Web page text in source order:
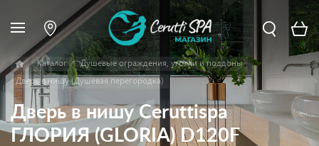
Каталог
Душевые ограждения, уголки и поддоны
Дверь в нишу (Душевая перегородка)
Дверь в нишу Ceruttispa
ГЛОРИЯ (GLORIA) D120F